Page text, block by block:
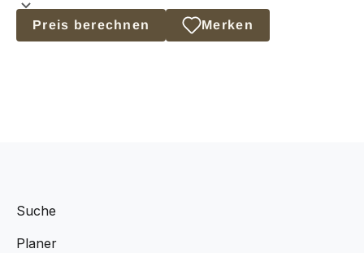
Preis berechnen Merken
Suche
Planer